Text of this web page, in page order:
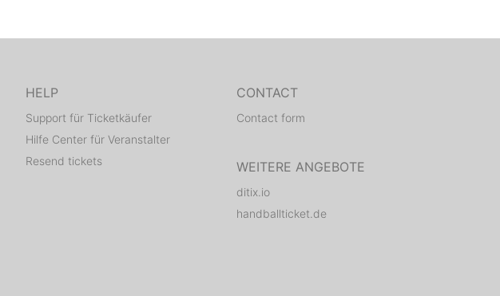
HELP
Support für Ticketkäufer
Hilfe Center für Veranstalter
Resend tickets
CONTACT
Contact form
WEITERE ANGEBOTE
ditix.io
handballticket.de